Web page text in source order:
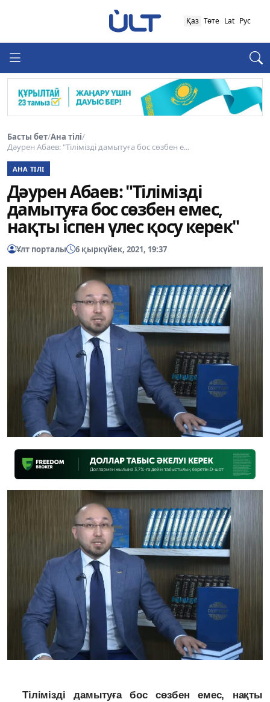
Қаз Төте Lat Рус
Басты бет/Ана тілі/
Дәурен Абаев: "Тілімізді дамытуға бос сөзбен е...
АНА ТІЛІ
Дәурен Абаев: "Тілімізді
дамытуға бос сөзбен емес,
нақты іспен үлес қосу керек"
Ұлт порталы 6 қыркүйек, 2021, 19:37
Тілімізді дамытуға бос сөзбен емес, нақты